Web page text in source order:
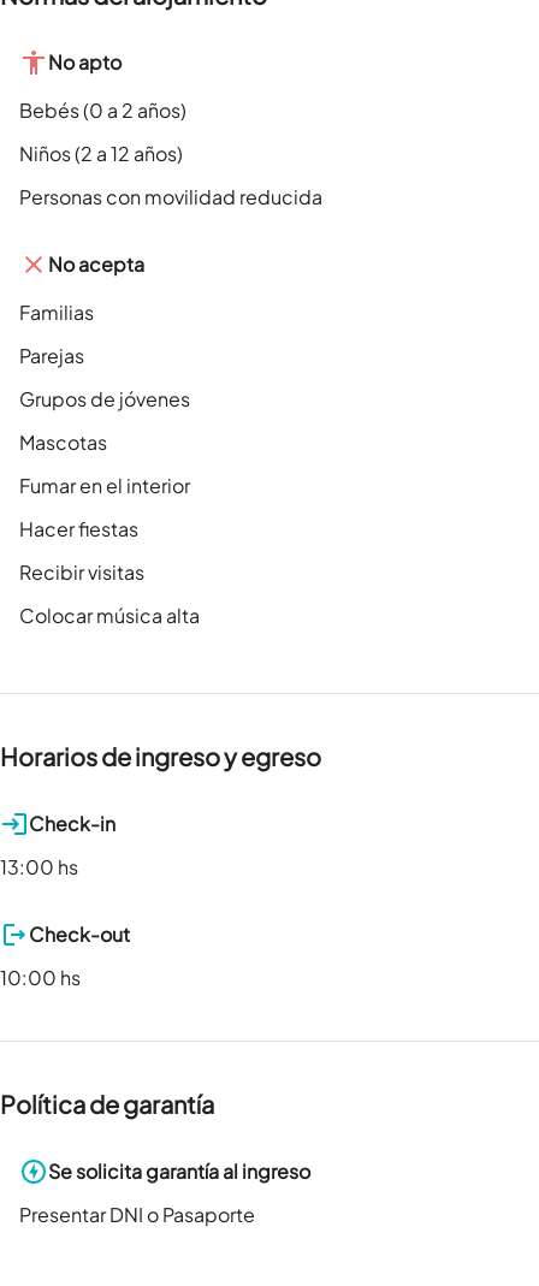
No apto
Bebés (0 a 2 años)
Niños (2 a 12 años)
Personas con movilidad reducida
No acepta
Familias
Parejas
Grupos de jóvenes
Mascotas
Fumar en el interior
Hacer fiestas
Recibir visitas
Colocar música alta
Horarios de ingreso y egreso
Check-in
13:00 hs
Check-out
10:00 hs
Política de garantía
Se solicita garantía al ingreso
Presentar DNI o Pasaporte